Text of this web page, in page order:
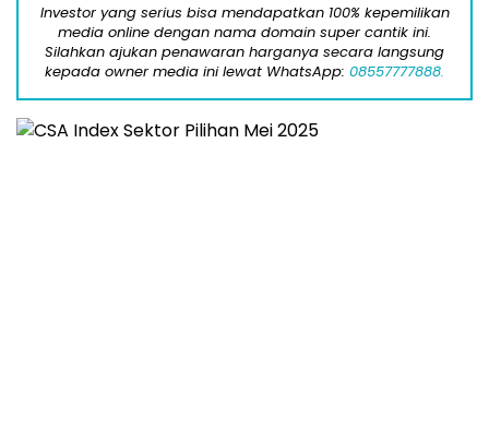
Investor yang serius bisa mendapatkan 100% kepemilikan
media online dengan nama domain super cantik ini.
Silahkan ajukan penawaran harganya secara langsung
kepada owner media ini lewat WhatsApp: 08557777888.